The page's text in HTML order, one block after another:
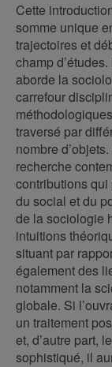
Cette
somme unique
trajectoires et
champ
aborde la
carrefour
traversé par
nombre
recherche
contributions qui
du social et du
de la sociologie
intuitions
situant par
également des
notamment la
globale. Si
un traitement
et, d’autre part,
sophistiqué, il